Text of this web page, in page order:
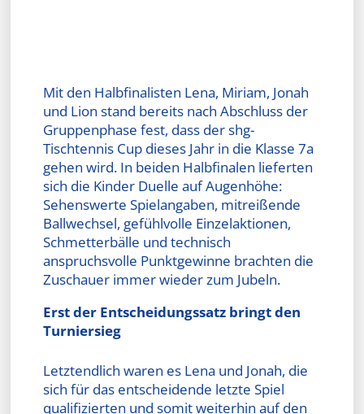
Mit den Halbfinalisten Lena, Miriam, Jonah
und Lion stand bereits nach Abschluss der
Gruppenphase fest, dass der shg-
Tischtennis Cup dieses Jahr in die Klasse 7a
gehen wird. In beiden Halbfinalen lieferten
sich die Kinder Duelle auf Augenhöhe:
Sehenswerte Spielangaben, mitreißende
Ballwechsel, gefühlvolle Einzelaktionen,
Schmetterbälle und technisch
anspruchsvolle Punktgewinne brachten die
Zuschauer immer wieder zum Jubeln.
Erst der Entscheidungssatz bringt den
Turniersieg
Letztendlich waren es Lena und Jonah, die
sich für das entscheidende letzte Spiel
qualifizierten und somit weiterhin auf den